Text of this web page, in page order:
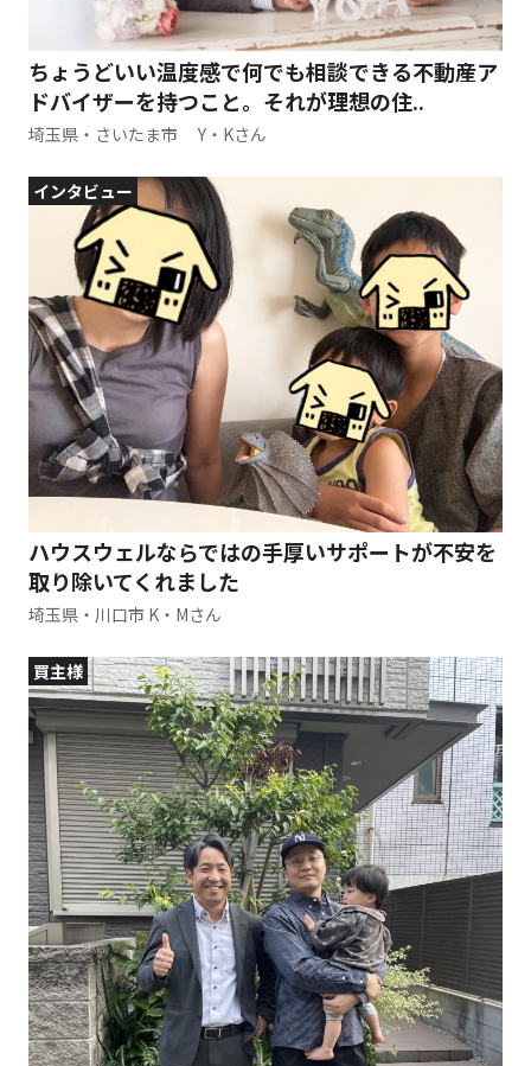
ちょうどいい温度感で何でも相談できる不動産ア
ドバイザーを持つこと。それが理想の住..
埼玉県・さいたま市 Y・Kさん
インタビュー
ハウスウェルならではの手厚いサポートが不安を
取り除いてくれました
埼玉県・川口市 K・Mさん
買主様